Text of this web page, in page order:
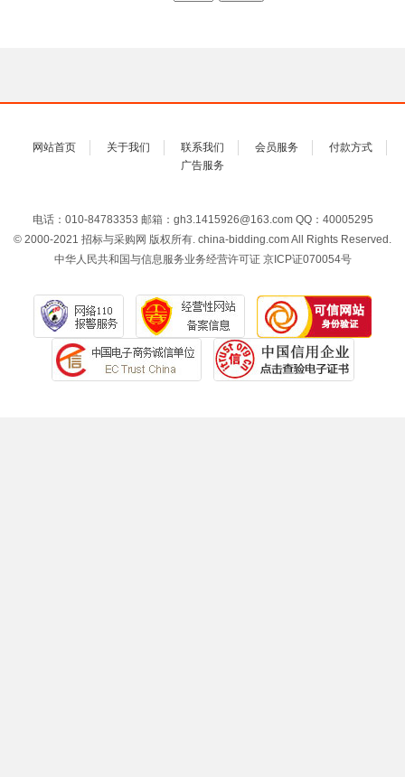
网站首页 关于我们 联系我们 会员服务
付款方式
广告服务
电话：010-84783353 邮箱：gh3.1415926@163.com QQ：40005295
© 2000-2021 招标与采购网 版权所有. china-bidding.com All Rights Reserved.
中华人民共和国与信息服务业务经营许可证 京ICP证070054号